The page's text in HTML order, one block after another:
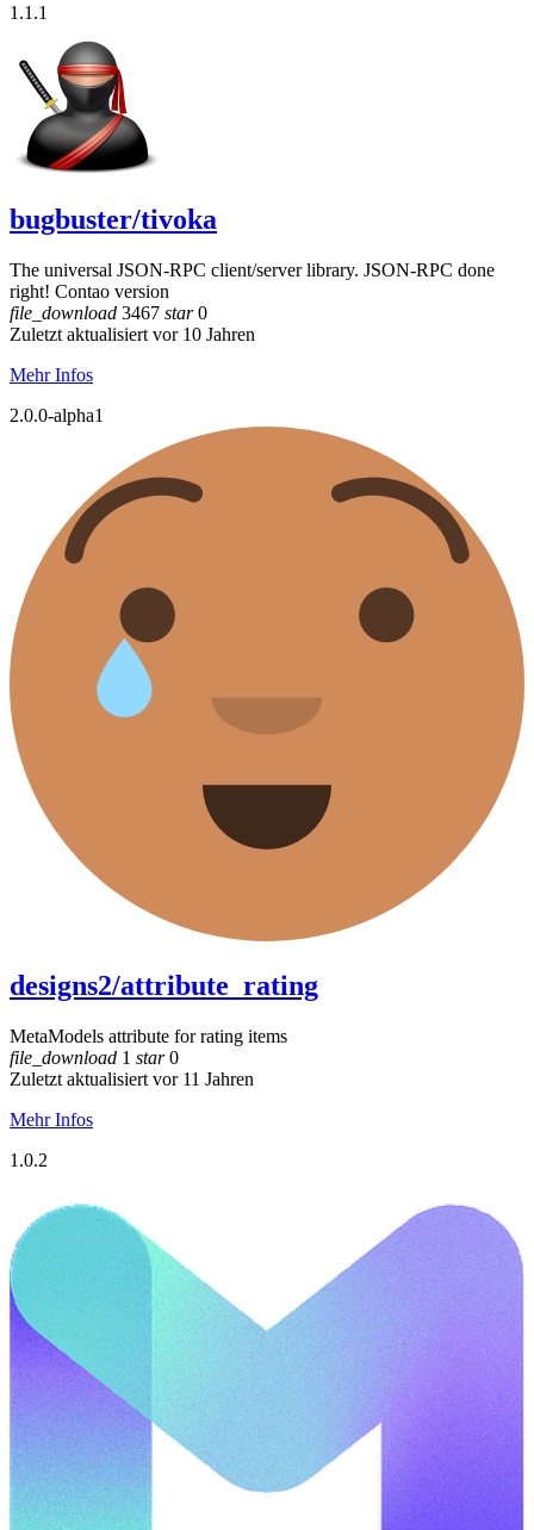
1.1.1
bugbuster/tivoka
The universal JSON-RPC client/server library. JSON-RPC done
right! Contao version
file_download 3467 star0
Zuletzt aktualisiert vor 10 Jahren
Mehr Infos
2.0.0-alpha1
designs2/attribute_rating
MetaModels attribute for rating items
file_download 1 star0
Zuletzt aktualisiert vor 11 Jahren
Mehr Infos
1.0.2